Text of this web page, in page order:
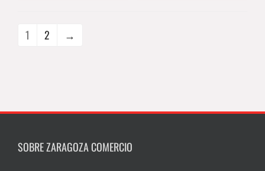
1 2 →
SOBRE ZARAGOZA COMERCIO